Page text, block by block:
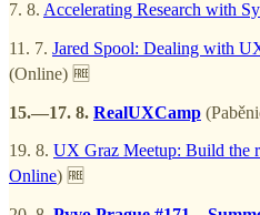
7. 8. Accelerating Research with
11. 7. Jared Spool: Dealing with
(Online) 🆓
15.—17. 8. RealUXCamp
19. 8. UX Graz Meetup: Build the
Online) 🆓